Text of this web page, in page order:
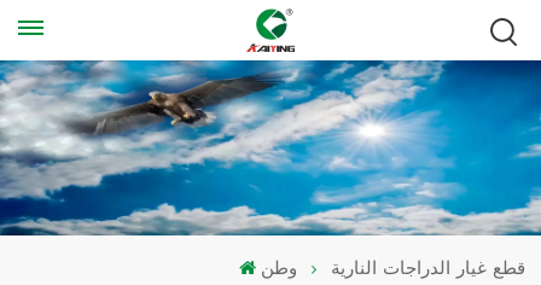
وطن قطع غيار الدراجات النارية